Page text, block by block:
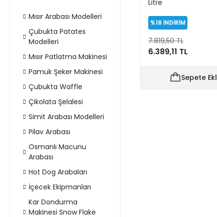
Mısır Arabası Modelleri
Çubukta Patates
Modelleri
Mısır Patlatma Makinesi
Pamuk Şeker Makinesi
Çubukta Waffle
Çikolata Şelalesi
Simit Arabası Modelleri
Pilav Arabası
Osmanlı Macunu
Arabası
Hot Dog Arabaları
İçecek Ekipmanları
Kar Dondurma
Makinesi Snow Flake
Litre
%18 İNDİRİM
7.819,50 TL
6.389,11 TL
Sepete